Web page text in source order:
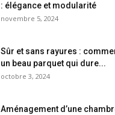
: élégance et modularité
novembre 5, 2024
Sûr et sans rayures :
un beau parquet qui dure...
octobre 3, 2024
Aménagement d’une